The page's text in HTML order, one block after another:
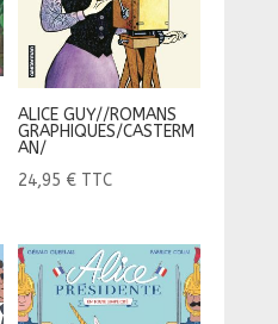
ALICE GUY//ROMANS
GRAPHIQUES/CASTERM
AN/
24,95 € TTC